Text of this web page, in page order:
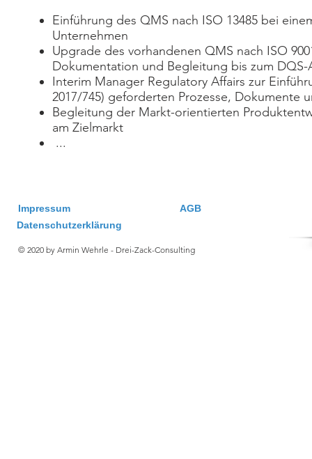
Einführung des QMS nach ISO 13485 bei
Unternehmen
Upgrade des vorhandenen QMS nach ISO
Dokumentation und Begleitung bis zum
Interim Manager Regulatory Affairs zur
2017/745) geforderten Prozesse, Dokumente
Begleitung der Markt-orientierten
am Zielmarkt
...
Datenschutzerklärung
© 2020 by Armin Wehrle - Drei-Zack-Consulting
Impressum AGB